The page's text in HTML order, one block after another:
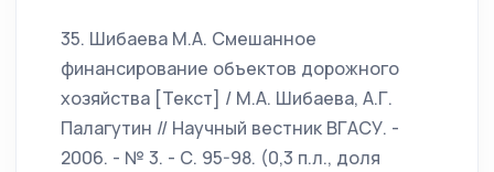
35. Шибаева М.А. Смешанное
финансирование объектов дорожного
хозяйства [Текст] / М.А. Шибаева, А.Г.
Палагутин // Научный вестник ВГАСУ. -
2006. - № 3. - С. 95-98. (0,3 п.л., доля